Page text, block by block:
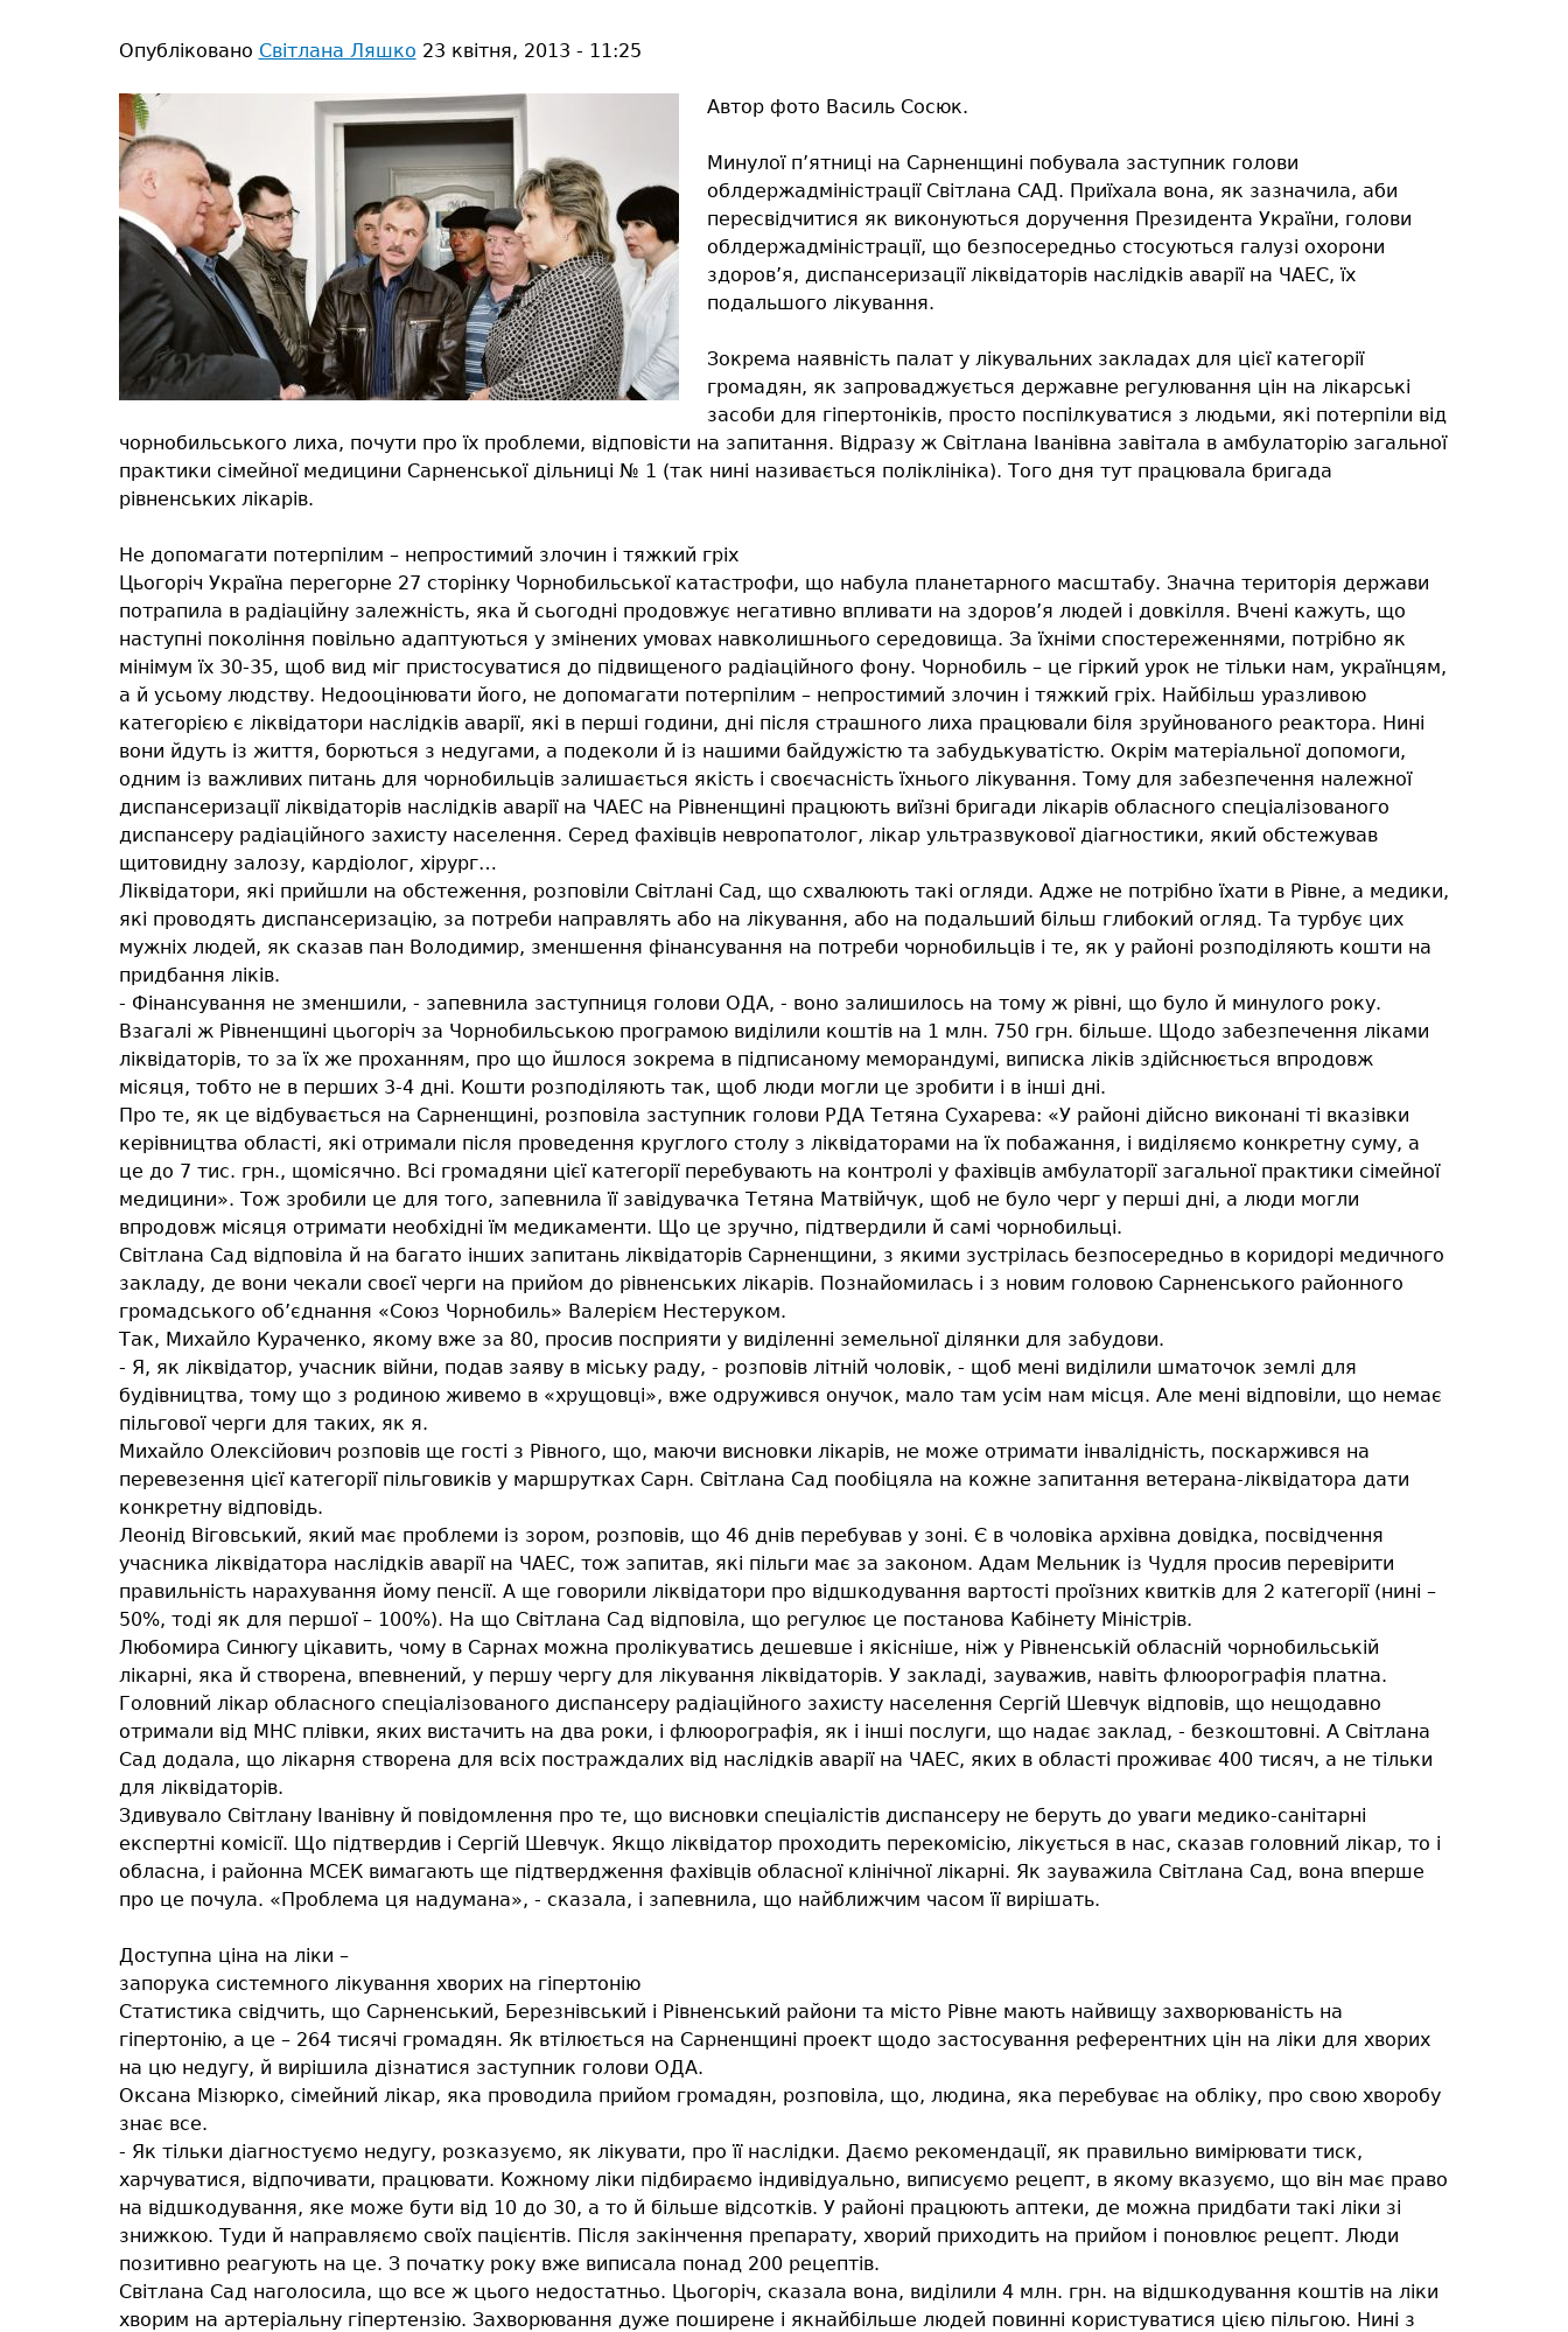
Опубліковано Світлана Ляшко 23 квітня, 2013 - 11:25
Автор фото Василь Сосюк.
Минулої п’ятниці на Сарненщині побувала заступник голови
облдержадміністрації Світлана САД. Приїхала вона, як зазначила, аби
пересвідчитися як виконуються доручення Президента України, голови
облдержадміністрації, що безпосередньо стосуються галузі охорони
здоров’я, диспансеризації ліквідаторів наслідків аварії на ЧАЕС, їх
подальшого лікування.
Зокрема наявність палат у лікувальних закладах для цієї категорії
громадян, як запроваджується державне регулювання цін на лікарські
засоби для гіпертоніків, просто поспілкуватися з людьми, які потерпіли від
чорнобильського лиха, почути про їх проблеми, відповісти на запитання. Відразу ж Світлана Іванівна завітала в амбулаторію загальної
практики сімейної медицини Сарненської дільниці № 1 (так нині називається поліклініка). Того дня тут працювала бригада
рівненських лікарів.
Не допомагати потерпілим – непростимий злочин і тяжкий гріх
Цьогоріч Україна перегорне 27 сторінку Чорнобильської катастрофи, що набула планетарного масштабу. Значна територія держави
потрапила в радіаційну залежність, яка й сьогодні продовжує негативно впливати на здоров’я людей і довкілля. Вчені кажуть, що
наступні покоління повільно адаптуються у змінених умовах навколишнього середовища. За їхніми спостереженнями, потрібно як
мінімум їх 30-35, щоб вид міг пристосуватися до підвищеного радіаційного фону. Чорнобиль – це гіркий урок не тільки нам, українцям,
а й усьому людству. Недооцінювати його, не допомагати потерпілим – непростимий злочин і тяжкий гріх. Найбільш уразливою
категорією є ліквідатори наслідків аварії, які в перші години, дні після страшного лиха працювали біля зруйнованого реактора. Нині
вони йдуть із життя, борються з недугами, а подеколи й із нашими байдужістю та забудькуватістю. Окрім матеріальної допомоги,
одним із важливих питань для чорнобильців залишається якість і своєчасність їхнього лікування. Тому для забезпечення належної
диспансеризації ліквідаторів наслідків аварії на ЧАЕС на Рівненщині працюють виїзні бригади лікарів обласного спеціалізованого
диспансеру радіаційного захисту населення. Серед фахівців невропатолог, лікар ультразвукової діагностики, який обстежував
щитовидну залозу, кардіолог, хірург…
Ліквідатори, які прийшли на обстеження, розповіли Світлані Сад, що схвалюють такі огляди. Адже не потрібно їхати в Рівне, а медики,
які проводять диспансеризацію, за потреби направлять або на лікування, або на подальший більш глибокий огляд. Та турбує цих
мужніх людей, як сказав пан Володимир, зменшення фінансування на потреби чорнобильців і те, як у районі розподіляють кошти на
придбання ліків.
- Фінансування не зменшили, - запевнила заступниця голови ОДА, - воно залишилось на тому ж рівні, що було й минулого року.
Взагалі ж Рівненщині цьогоріч за Чорнобильською програмою виділили коштів на 1 млн. 750 грн. більше. Щодо забезпечення ліками
ліквідаторів, то за їх же проханням, про що йшлося зокрема в підписаному меморандумі, виписка ліків здійснюється впродовж
місяця, тобто не в перших 3-4 дні. Кошти розподіляють так, щоб люди могли це зробити і в інші дні.
Про те, як це відбувається на Сарненщині, розповіла заступник голови РДА Тетяна Сухарева: «У районі дійсно виконані ті вказівки
керівництва області, які отримали після проведення круглого столу з ліквідаторами на їх побажання, і виділяємо конкретну суму, а
це до 7 тис. грн., щомісячно. Всі громадяни цієї категорії перебувають на контролі у фахівців амбулаторії загальної практики сімейної
медицини». Тож зробили це для того, запевнила її завідувачка Тетяна Матвійчук, щоб не було черг у перші дні, а люди могли
впродовж місяця отримати необхідні їм медикаменти. Що це зручно, підтвердили й самі чорнобильці.
Світлана Сад відповіла й на багато інших запитань ліквідаторів Сарненщини, з якими зустрілась безпосередньо в коридорі медичного
закладу, де вони чекали своєї черги на прийом до рівненських лікарів. Познайомилась і з новим головою Сарненського районного
громадського об’єднання «Союз Чорнобиль» Валерієм Нестеруком.
Так, Михайло Кураченко, якому вже за 80, просив посприяти у виділенні земельної ділянки для забудови.
- Я, як ліквідатор, учасник війни, подав заяву в міську раду, - розповів літній чоловік, - щоб мені виділили шматочок землі для
будівництва, тому що з родиною живемо в «хрущовці», вже одружився онучок, мало там усім нам місця. Але мені відповіли, що немає
пільгової черги для таких, як я.
Михайло Олексійович розповів ще гості з Рівного, що, маючи висновки лікарів, не може отримати інвалідність, поскаржився на
перевезення цієї категорії пільговиків у маршрутках Сарн. Світлана Сад пообіцяла на кожне запитання ветерана-ліквідатора дати
конкретну відповідь.
Леонід Віговський, який має проблеми із зором, розповів, що 46 днів перебував у зоні. Є в чоловіка архівна довідка, посвідчення
учасника ліквідатора наслідків аварії на ЧАЕС, тож запитав, які пільги має за законом. Адам Мельник із Чудля просив перевірити
правильність нарахування йому пенсії. А ще говорили ліквідатори про відшкодування вартості проїзних квитків для 2 категорії (нині –
50%, тоді як для першої – 100%). На що Світлана Сад відповіла, що регулює це постанова Кабінету Міністрів.
Любомира Синюгу цікавить, чому в Сарнах можна пролікуватись дешевше і якісніше, ніж у Рівненській обласній чорнобильській
лікарні, яка й створена, впевнений, у першу чергу для лікування ліквідаторів. У закладі, зауважив, навіть флюорографія платна.
Головний лікар обласного спеціалізованого диспансеру радіаційного захисту населення Сергій Шевчук відповів, що нещодавно
отримали від МНС плівки, яких вистачить на два роки, і флюорографія, як і інші послуги, що надає заклад, - безкоштовні. А Світлана
Сад додала, що лікарня створена для всіх постраждалих від наслідків аварії на ЧАЕС, яких в області проживає 400 тисяч, а не тільки
для ліквідаторів.
Здивувало Світлану Іванівну й повідомлення про те, що висновки спеціалістів диспансеру не беруть до уваги медико-санітарні
експертні комісії. Що підтвердив і Сергій Шевчук. Якщо ліквідатор проходить перекомісію, лікується в нас, сказав головний лікар, то і
обласна, і районна МСЕК вимагають ще підтвердження фахівців обласної клінічної лікарні. Як зауважила Світлана Сад, вона вперше
про це почула. «Проблема ця надумана», - сказала, і запевнила, що найближчим часом її вирішать.
Доступна ціна на ліки –
запорука системного лікування хворих на гіпертонію
Статистика свідчить, що Сарненський, Березнівський і Рівненський райони та місто Рівне мають найвищу захворюваність на
гіпертонію, а це – 264 тисячі громадян. Як втілюється на Сарненщині проект щодо застосування референтних цін на ліки для хворих
на цю недугу, й вирішила дізнатися заступник голови ОДА.
Оксана Мізюрко, сімейний лікар, яка проводила прийом громадян, розповіла, що, людина, яка перебуває на обліку, про свою хворобу
знає все.
- Як тільки діагностуємо недугу, розказуємо, як лікувати, про її наслідки. Даємо рекомендації, як правильно вимірювати тиск,
харчуватися, відпочивати, працювати. Кожному ліки підбираємо індивідуально, виписуємо рецепт, в якому вказуємо, що він має право
на відшкодування, яке може бути від 10 до 30, а то й більше відсотків. У районі працюють аптеки, де можна придбати такі ліки зі
знижкою. Туди й направляємо своїх пацієнтів. Після закінчення препарату, хворий приходить на прийом і поновлює рецепт. Люди
позитивно реагують на це. З початку року вже виписала понад 200 рецептів.
Світлана Сад наголосила, що все ж цього недостатньо. Цьогоріч, сказала вона, виділили 4 млн. грн. на відшкодування коштів на ліки
хворим на артеріальну гіпертензію. Захворювання дуже поширене і якнайбільше людей повинні користуватися цією пільгою. Нині з